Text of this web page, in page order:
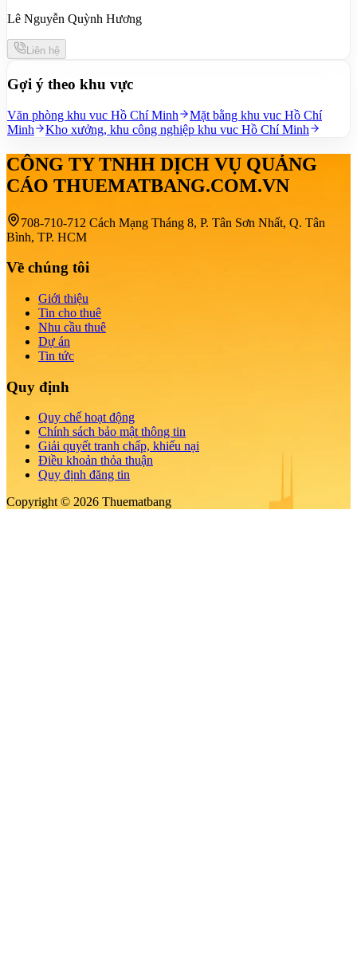
Lê Nguyễn Quỳnh Hương
Liên hệ
Gợi ý theo khu vực
Văn phòng khu vuc Hồ Chí Minh
Mặt bằng khu vuc Hồ Chí
Minh
Kho xưởng, khu công nghiệp khu vuc Hồ Chí Minh
CÔNG TY TNHH DỊCH VỤ QUẢNG
CÁO THUEMATBANG.COM.VN
708-710-712 Cách Mạng Tháng 8, P. Tân Sơn Nhất, Q. Tân
Bình, TP. HCM
Về chúng tôi
Giới thiệu
Tin cho thuê
Nhu cầu thuê
Dự án
Tin tức
Quy định
Quy chế hoạt động
Chính sách bảo mật thông tin
Giải quyết tranh chấp, khiếu nại
Điều khoản thỏa thuận
Quy định đăng tin
Copyright © 2026 Thuematbang